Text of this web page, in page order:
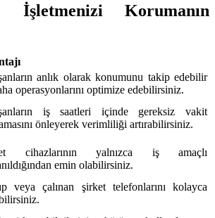
Korumanın
anlık olarak konumunu takip edebilir
operasyonlarını optimize edebilirsiniz.
iş saatleri içinde gereksiz vakit
önleyerek verimliliği artırabilirsiniz.
cihazlarının yalnızca iş amaçlı
emin olabilirsiniz.
veya çalınan şirket telefonlarını kolayca